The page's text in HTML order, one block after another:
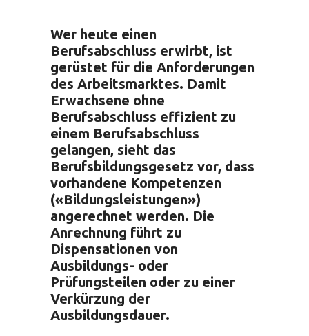
Wer heute einen
Berufsabschluss erwirbt, ist
gerüstet für die Anforderungen
des Arbeitsmarktes. Damit
Erwachsene ohne
Berufsabschluss effizient zu
einem Berufsabschluss
gelangen, sieht das
Berufsbildungsgesetz vor, dass
vorhandene Kompetenzen
(«Bildungsleistungen»)
angerechnet werden. Die
Anrechnung führt zu
Dispensationen von
Ausbildungs- oder
Prüfungsteilen oder zu einer
Verkürzung der
Ausbildungsdauer.